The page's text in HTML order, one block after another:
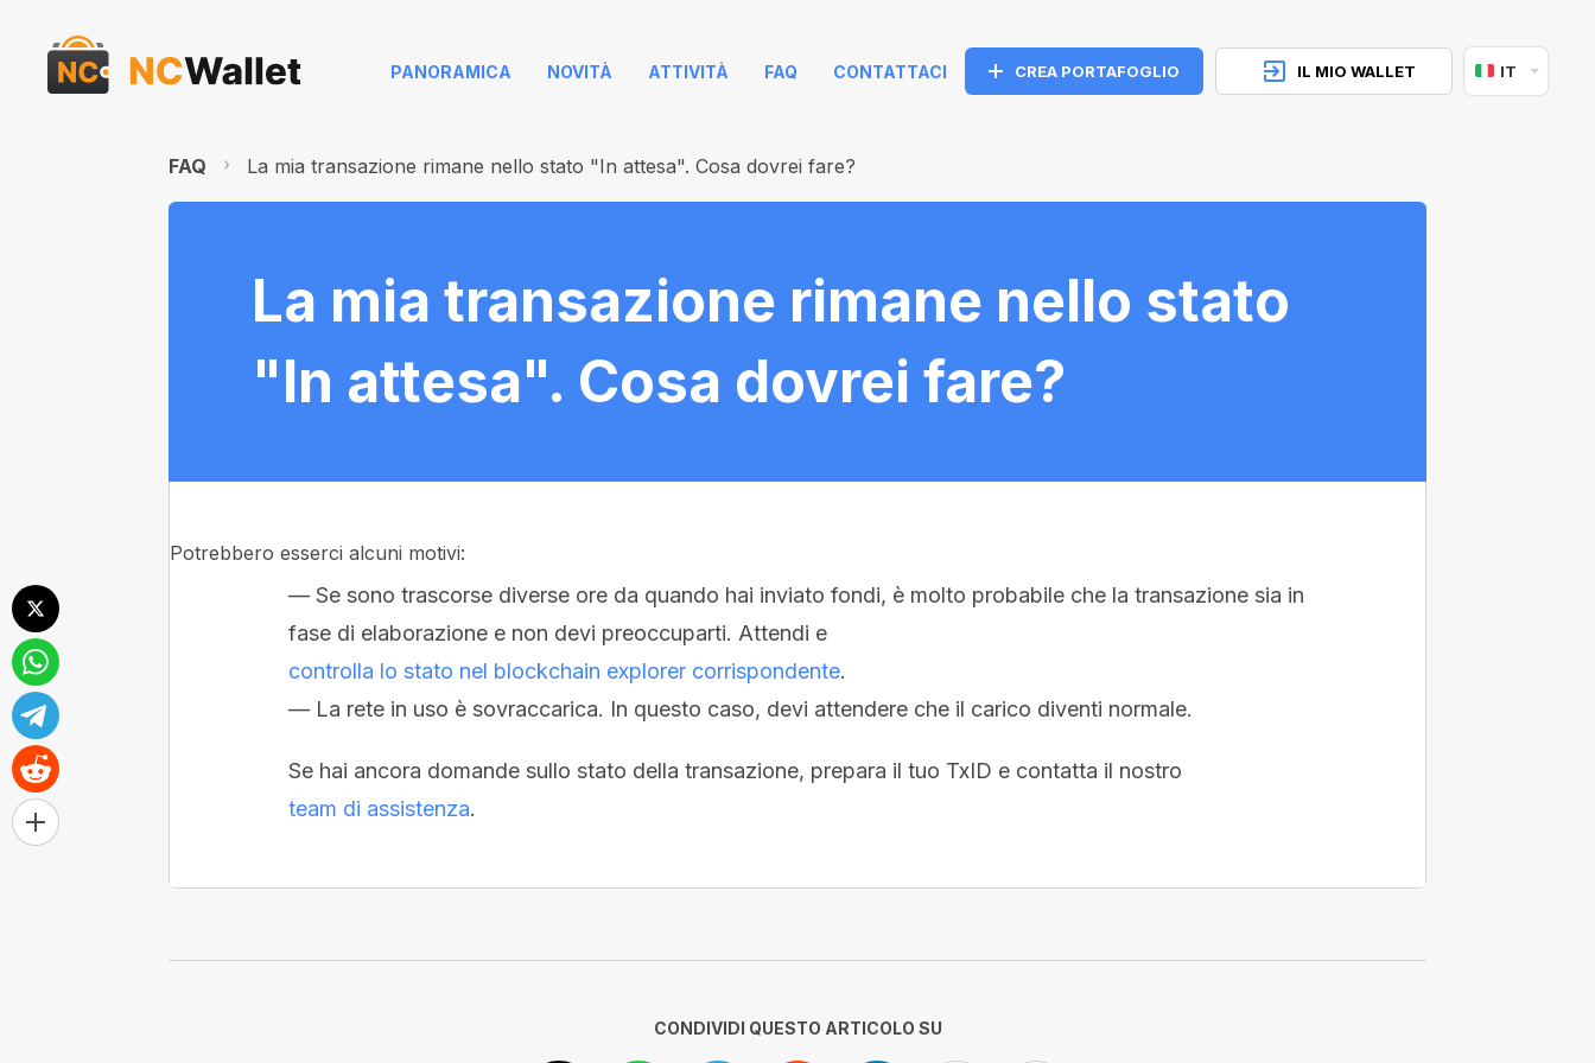
PANORAMICA NOVITÀ ATTIVITÀ FAQ CONTATTACI CREA PORTAFOGLIO IL MIO WALLET IT
FAQ La mia transazione rimane nello stato "In attesa". Cosa dovrei fare?
La mia transazione rimane nello stato
"In attesa". Cosa dovrei fare?
Potrebbero esserci alcuni motivi:
— Se sono trascorse diverse ore da quando hai inviato fondi, è molto probabile che la transazione sia in
fase di elaborazione e non devi preoccuparti. Attendi e
controlla lo stato nel blockchain explorer corrispondente.
— La rete in uso è sovraccarica. In questo caso, devi attendere che il carico diventi normale.
Se hai ancora domande sullo stato della transazione, prepara il tuo TxID e contatta il nostro
team di assistenza.
CONDIVIDI QUESTO ARTICOLO SU